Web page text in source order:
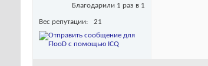
Благодарили 1 раз в 1
Вес репутации 21